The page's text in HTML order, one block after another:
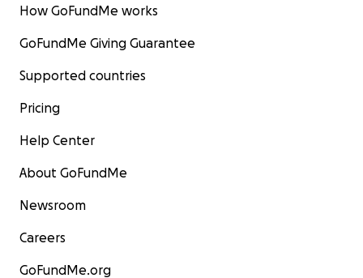
How GoFundMe works
GoFundMe Giving Guarantee
Supported countries
Pricing
Help Center
About GoFundMe
Newsroom
Careers
GoFundMe.org